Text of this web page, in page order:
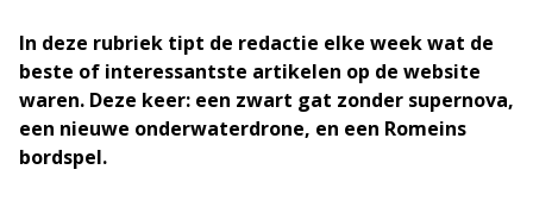
In deze rubriek tipt de redactie elke week wat de
beste of interessantste artikelen op de website
waren. Deze keer: een zwart gat zonder supernova,
een nieuwe onderwaterdrone, en een Romeins
bordspel.